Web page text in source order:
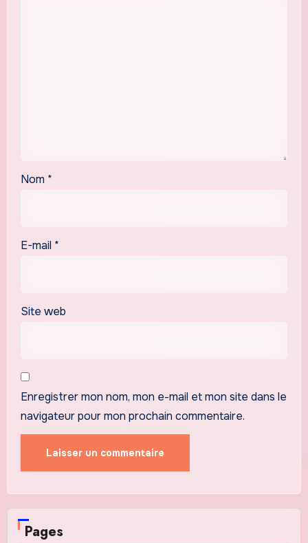
Nom *
E-mail *
Site web
Enregistrer mon nom, mon e-mail et mon site dans le
navigateur pour mon prochain commentaire.
Pages